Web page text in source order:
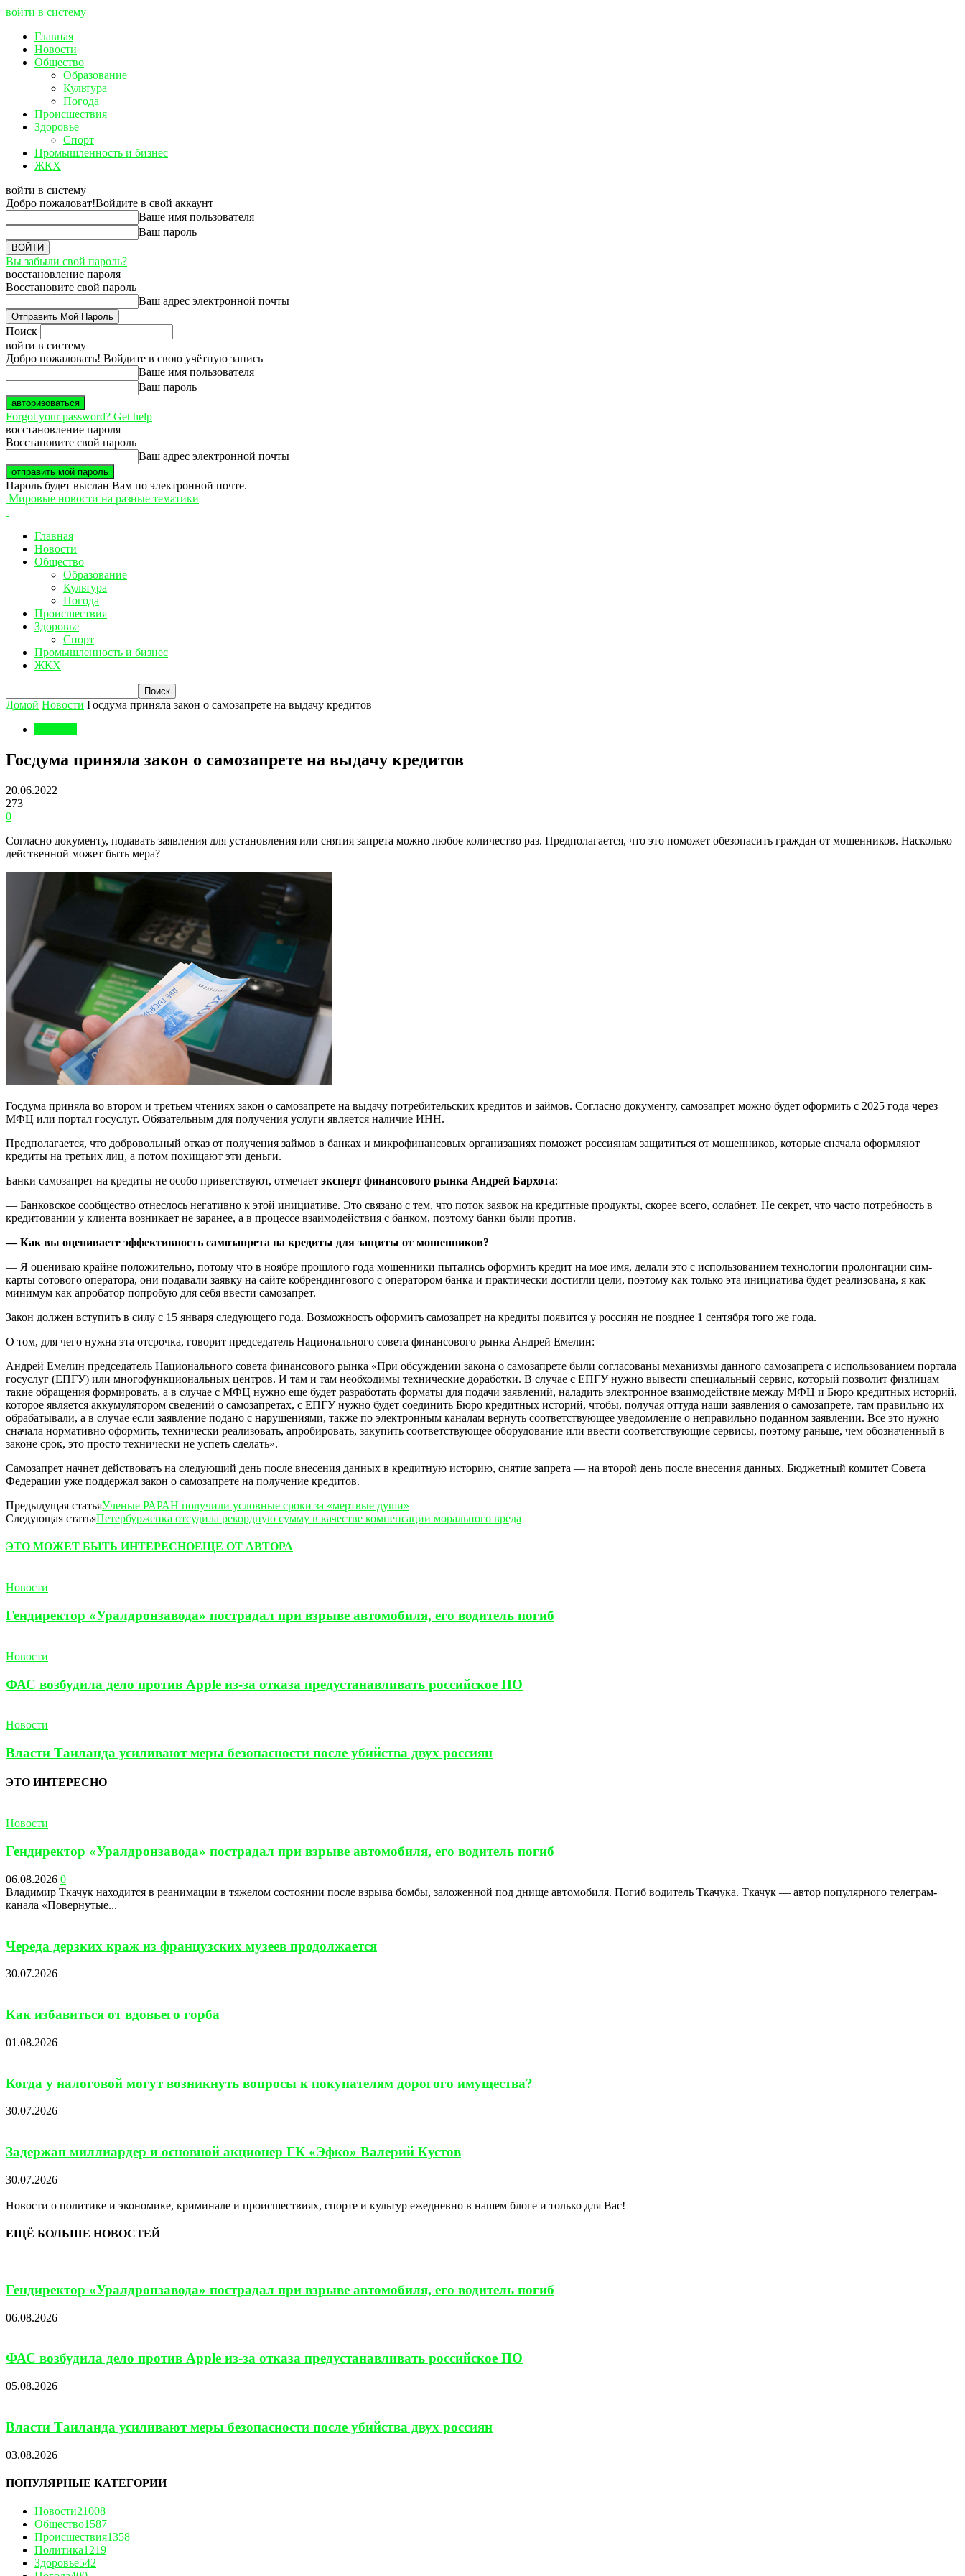
войти в систему
Главная
Новости
Общество
Образование
Культура
Погода
Происшествия
Здоровье
Спорт
Промышленность и бизнес
ЖКХ
войти в систему
Добро пожаловат!Войдите в свой аккаунт
Ваше имя пользователя
Ваш пароль
Вы забыли свой пароль?
восстановление пароля
Восстановите свой пароль
Ваш адрес электронной почты
Поиск
войти в систему
Добро пожаловать! Войдите в свою учётную запись
Ваше имя пользователя
Ваш пароль
Forgot your password? Get help
восстановление пароля
Восстановите свой пароль
Ваш адрес электронной почты
Пароль будет выслан Вам по электронной почте.
Мировые новости на разные тематики
Главная
Новости
Общество
Образование
Культура
Погода
Происшествия
Здоровье
Спорт
Промышленность и бизнес
ЖКХ
Домой Новости Госдума приняла закон о самозапрете на выдачу кредитов
Госдума приняла закон о самозапрете на выдачу кредитов
20.06.2022
273
0
Согласно документу, подавать заявления для установления или снятия запрета можно любое количество раз. Предполагается, что это поможет обезопасить граждан от мошенников. Насколько
действенной может быть мера?
Госдума приняла во втором и третьем чтениях закон о самозапрете на выдачу потребительских кредитов и займов. Согласно документу, самозапрет можно будет оформить с 2025 года через
МФЦ или портал госуслуг. Обязательным для получения услуги является наличие ИНН.
Предполагается, что добровольный отказ от получения займов в банках и микрофинансовых организациях поможет россиянам защититься от мошенников, которые сначала оформляют
кредиты на третьих лиц, а потом похищают эти деньги.
Банки самозапрет на кредиты не особо приветствуют, отмечает эксперт финансового рынка Андрей Бархота:
— Банковское сообщество отнеслось негативно к этой инициативе. Это связано с тем, что поток заявок на кредитные продукты, скорее всего, ослабнет. Не секрет, что часто потребность в
кредитовании у клиента возникает не заранее, а в процессе взаимодействия с банком, поэтому банки были против.
— Как вы оцениваете эффективность самозапрета на кредиты для защиты от мошенников?
— Я оцениваю крайне положительно, потому что в ноябре прошлого года мошенники пытались оформить кредит на мое имя, делали это с использованием технологии пролонгации сим-
карты сотового оператора, они подавали заявку на сайте кобрендингового с оператором банка и практически достигли цели, поэтому как только эта инициатива будет реализована, я как
минимум как апробатор попробую для себя ввести самозапрет.
Закон должен вступить в силу с 15 января следующего года. Возможность оформить самозапрет на кредиты появится у россиян не позднее 1 сентября того же года.
О том, для чего нужна эта отсрочка, говорит председатель Национального совета финансового рынка Андрей Емелин:
Андрей Емелин председатель Национального совета финансового рынка «При обсуждении закона о самозапрете были согласованы механизмы данного самозапрета с использованием портала
госуслуг (ЕПГУ) или многофункциональных центров. И там и там необходимы технические доработки. В случае с ЕПГУ нужно вывести специальный сервис, который позволит физлицам
такие обращения формировать, а в случае с МФЦ нужно еще будет разработать форматы для подачи заявлений, наладить электронное взаимодействие между МФЦ и Бюро кредитных историй,
которое является аккумулятором сведений о самозапретах, с ЕПГУ нужно будет соединить Бюро кредитных историй, чтобы, получая оттуда наши заявления о самозапрете, там правильно их
обрабатывали, а в случае если заявление подано с нарушениями, также по электронным каналам вернуть соответствующее уведомление о неправильно поданном заявлении. Все это нужно
сначала нормативно оформить, технически реализовать, апробировать, закупить соответствующее оборудование или ввести соответствующие сервисы, поэтому раньше, чем обозначенный в
законе срок, это просто технически не успеть сделать».
Самозапрет начнет действовать на следующий день после внесения данных в кредитную историю, снятие запрета — на второй день после внесения данных. Бюджетный комитет Совета
Федерации уже поддержал закон о самозапрете на получение кредитов.
Предыдущая статьяУченые РАРАН получили условные сроки за «мертвые души»
Следующая статьяПетербурженка отсудила рекордную сумму в качестве компенсации морального вреда
ЭТО МОЖЕТ БЫТЬ ИНТЕРЕСНОЕЩЕ ОТ АВТОРА
Новости
Гендиректор «Уралдронзавода» пострадал при взрыве автомобиля, его водитель погиб
Новости
ФАС возбудила дело против Apple из-за отказа предустанавливать российское ПО
Новости
Власти Таиланда усиливают меры безопасности после убийства двух россиян
ЭТО ИНТЕРЕСНО
Новости
Гендиректор «Уралдронзавода» пострадал при взрыве автомобиля, его водитель погиб
06.08.2026 0
Владимир Ткачук находится в реанимации в тяжелом состоянии после взрыва бомбы, заложенной под днище автомобиля. Погиб водитель Ткачука. Ткачук — автор популярного телеграм-
канала «Повернутые...
Череда дерзких краж из французских музеев продолжается
30.07.2026
Как избавиться от вдовьего горба
01.08.2026
Когда у налоговой могут возникнуть вопросы к покупателям дорогого имущества?
30.07.2026
Задержан миллиардер и основной акционер ГК «Эфко» Валерий Кустов
30.07.2026
Новости о политике и экономике, криминале и происшествиях, спорте и культур ежедневно в нашем блоге и только для Вас!
ЕЩЁ БОЛЬШЕ НОВОСТЕЙ
Гендиректор «Уралдронзавода» пострадал при взрыве автомобиля, его водитель погиб
06.08.2026
ФАС возбудила дело против Apple из-за отказа предустанавливать российское ПО
05.08.2026
Власти Таиланда усиливают меры безопасности после убийства двух россиян
03.08.2026
ПОПУЛЯРНЫЕ КАТЕГОРИИ
Новости21008
Общество1587
Происшествия1358
Политика1219
Здоровье542